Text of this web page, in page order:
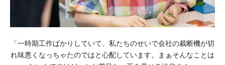
「⼀時期⼯作ばかりしていて、私たちのせいで会社の裁断機が切
れ味悪くなっちゃたのではと⼼配しています。まぁそんなことは